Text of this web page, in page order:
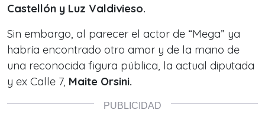
Castellón y Luz Valdivieso.
Sin embargo, al parecer el actor de “Mega” ya
habría encontrado otro amor y de la mano de
una reconocida figura pública, la actual diputada
y ex Calle 7, Maite Orsini.